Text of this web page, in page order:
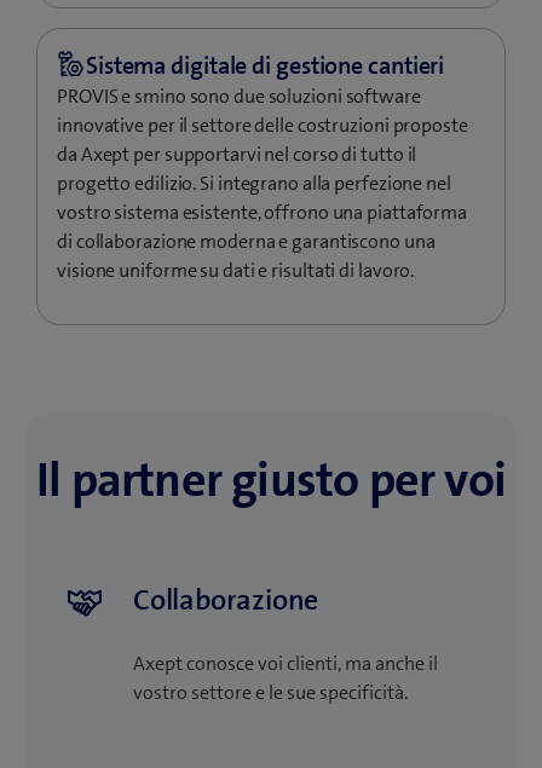
PROVIS e smino sono due soluzioni software
innovative per il settore delle costruzioni proposte
da Axept per supportarvi nel corso di tutto il
progetto edilizio. Si integrano alla perfezione nel
vostro sistema esistente, offrono una piattaforma
di collaborazione moderna e garantiscono una
visione uniforme su dati e risultati di lavoro.
Il partner giusto per voi
Collaborazione
Axept conosce voi clienti, ma anche il
vostro settore e le sue specificità.